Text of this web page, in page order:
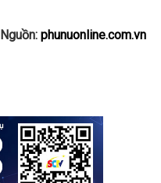
Nguồn:phunuonline.com.vn